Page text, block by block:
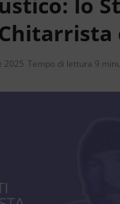
2025 Tempo di lettura 9